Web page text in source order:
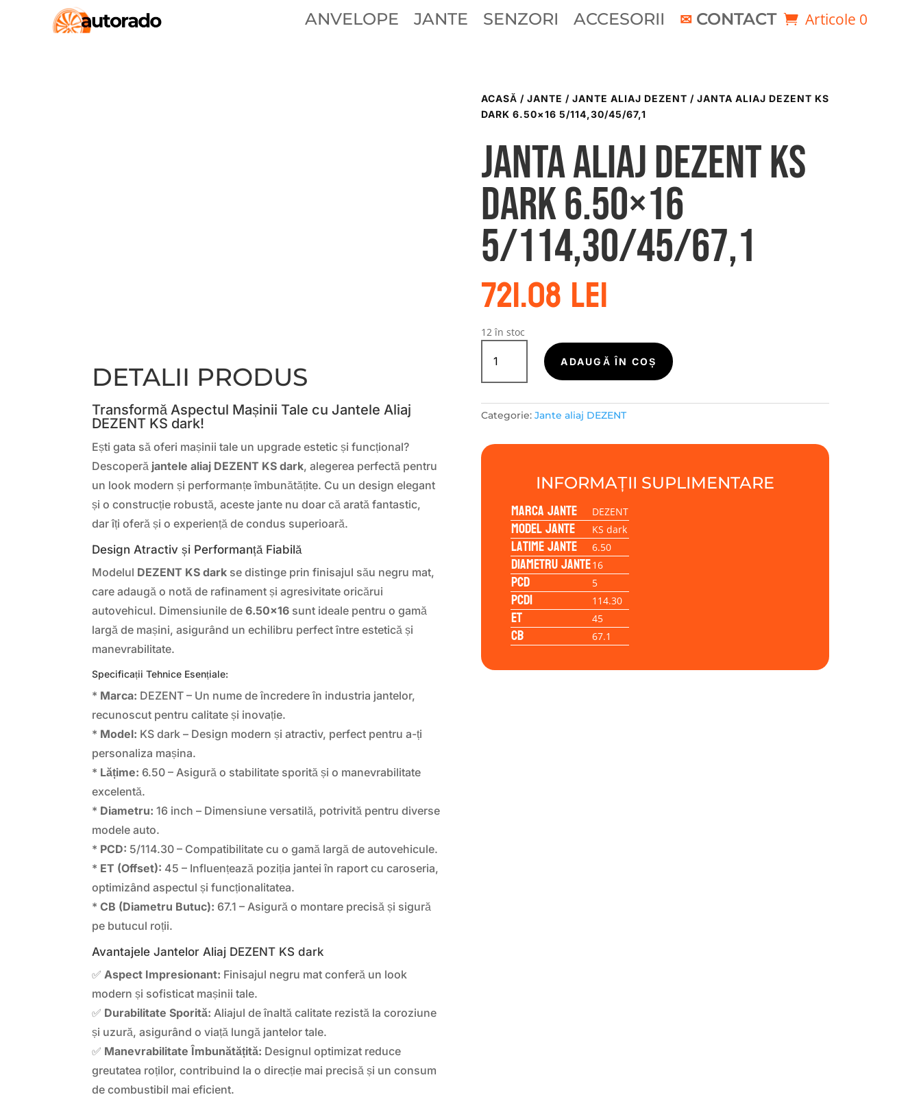
ANVELOPE JANTE SENZORI ACCESORII CONTACT Articole 0
DETALII PRODUS
Transformă Aspectul Mașinii Tale cu Jantele Aliaj
DEZENT KS dark!
Ești gata să oferi mașinii tale un upgrade estetic și funcțional?
Descoperă jantele aliaj DEZENT KS dark, alegerea perfectă pentru
un look modern și performanțe îmbunătățite. Cu un design elegant
și o construcție robustă, aceste jante nu doar că arată fantastic,
dar îți oferă și o experiență de condus superioară.
Design Atractiv și Performanță Fiabilă
Modelul DEZENT KS dark se distinge prin finisajul său negru mat,
care adaugă o notă de rafinament și agresivitate oricărui
autovehicul. Dimensiunile de6.50×16 sunt ideale pentru o gamă
largă de mașini, asigurând un echilibru perfect între estetică și
manevrabilitate.
Specificații Tehnice Esențiale:
* Marca: DEZENT – Un nume de încredere în industria jantelor,
recunoscut pentru calitate și inovație.
* Model: KS dark – Design modern și atractiv, perfect pentru a-ți
personaliza mașina.
* Lățime: 6.50 – Asigură o stabilitate sporită și o manevrabilitate
excelentă.
* Diametru: 16 inch – Dimensiune versatilă, potrivită pentru diverse
modele auto.
* PCD: 5/114.30 – Compatibilitate cu o gamă largă de autovehicule.
* ET (Offset): 45 – Influențează poziția jantei în raport cu caroseria,
optimizând aspectul și funcționalitatea.
*CB (Diametru Butuc): 67.1 – Asigură o montare precisă și sigură
pe butucul roții.
Avantajele Jantelor Aliaj DEZENT KS dark
✅ Aspect Impresionant: Finisajul negru mat conferă un look
modern și sofisticat mașinii tale.
✅ Durabilitate Sporită: Aliajul de înaltă calitate rezistă la coroziune
și uzură, asigurând o viață lungă jantelor tale.
✅ Manevrabilitate Îmbunătățită: Designul optimizat reduce
greutatea roților, contribuind la o direcție mai precisă și un consum
de combustibil mai eficient.
ACASĂ / JANTE / JANTE ALIAJ DEZENT / JANTA ALIAJ DEZENT KS
DARK 6.50×16 5/114,30/45/67,1
Janta aliaj DEZENT KS
dark 6.50×16
5/114,30/45/67,1
721.08lei
12 în stoc
Cantitate
Janta
aliaj
KS
dark
6.50x16
5/114,30/45/67,1
ADAUGĂ ÎN COȘ
Categorie: Jante aliaj DEZENT
INFORMAȚII SUPLIMENTARE
Marca jante DEZENT
Model jante KS dark
Latime jante 6.50
Diametru jante16
PCD 5
PCD1 114.30
ET 45
CB 67.1